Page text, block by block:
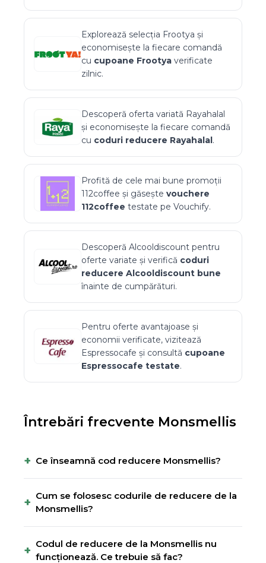
Explorează selecția Frootya și
economisește la fiecare comandă
cu cupoane Frootya verificate
zilnic.
Descoperă oferta variată Rayahalal
și economisește la fiecare comandă
cu coduri reducere Rayahalal.
Profită de cele mai bune promoții
112coffee și găsește vouchere
112coffee testate pe Vouchify.
Descoperă Alcooldiscount pentru
oferte variate și verifică coduri
reducere Alcooldiscount bune
înainte de cumpărături.
Pentru oferte avantajoase și
economii verificate, vizitează
Espressocafe și consultă cupoane
Espressocafe testate.
Întrebări frecvente Monsmellis
+ Ce înseamnă cod reducere Monsmellis?
+ Cum se folosesc codurile de reducere de la
Monsmellis?
+ Codul de reducere de la Monsmellis nu
funcționează. Ce trebuie să fac?